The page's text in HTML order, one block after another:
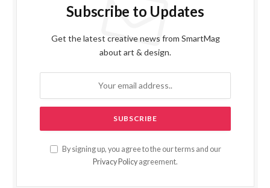
Subscribe to Updates
Get the latest creative news from SmartMag
about art & design.
By signing up, you agree to the our terms and our
Privacy Policy agreement.